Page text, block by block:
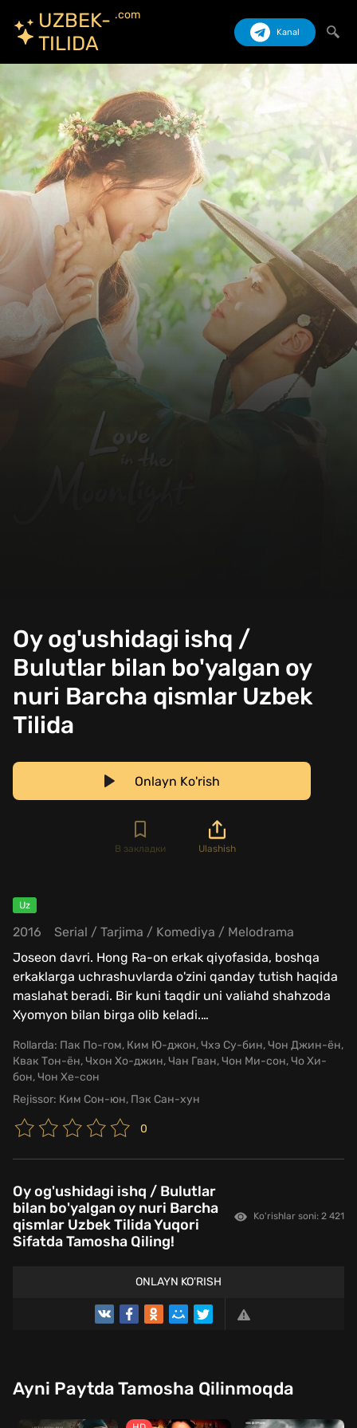
UZBEK-
TILIDA
.com
Kanal
Oy og'ushidagi ishq /
Bulutlar bilan bo'yalgan oy
nuri Barcha qismlar Uzbek
Tilida
Onlayn Ko'rish
В закладки Ulashish
Uz
2016 Serial / Tarjima / Komediya / Melodrama
Joseon davri. Hong Ra-on erkak qiyofasida, boshqa
erkaklarga uchrashuvlarda o'zini qanday tutish haqida
maslahat beradi. Bir kuni taqdir uni valiahd shahzoda
Xyomyon bilan birga olib keladi.…
Rollarda: Пак По-гом, Ким Ю-джон, Чхэ Су-бин, Чон Джин-ён,
Квак Тон-ён, Чхон Хо-джин, Чан Гван, Чон Ми-сон, Чо Хи-
бон, Чон Хе-сон
Rejissor: Ким Сон-юн, Пэк Сан-хун
0
Oy og'ushidagi ishq / Bulutlar
bilan bo'yalgan oy nuri Barcha
qismlar Uzbek Tilida Yuqori
Sifatda Tamosha Qiling!
Ko'rishlar soni: 2 421
ONLAYN KO'RISH
Ayni Paytda Tamosha Qilinmoqda